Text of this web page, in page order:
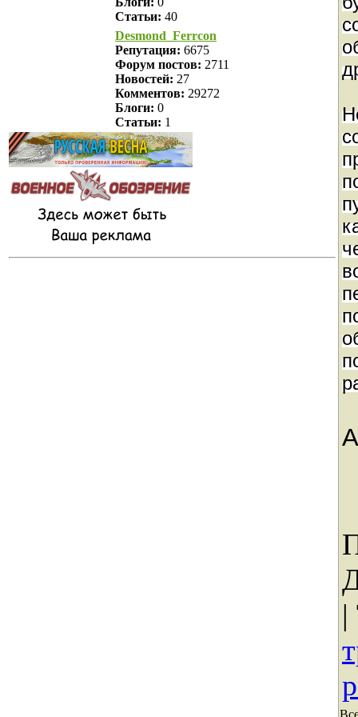
Статьи: 40
Desmond_Ferrcon
Репутация: 6675
Форум постов: 2711
Новостей: 27
Комментов: 29272
Блоги: 0
Статьи: 1
|